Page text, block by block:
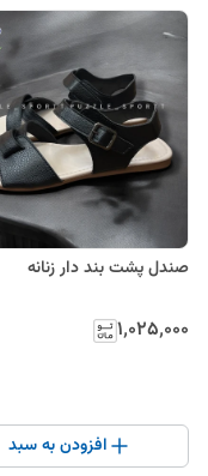
صندل پشت بند دار زنانه
۱٬۰۲۵٬۰۰۰
افزودن به سبد